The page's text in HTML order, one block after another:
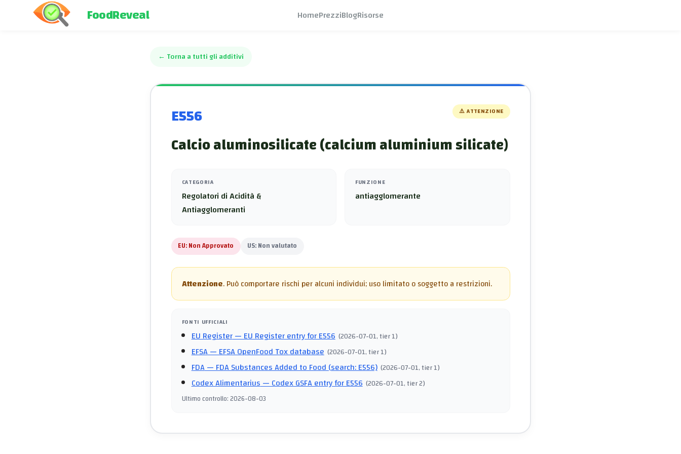
FoodReveal HomePrezziBlogRisorse
← Torna a tutti gli additivi
E556 ⚠️ATTENZIONE
Calcio aluminosilicate (calcium aluminium silicate)
CATEGORIA
Regolatori di Acidità &
Antiagglomeranti
FUNZIONE
antiagglomerante
EU:Non Approvato US:Non valutato
Attenzione.Può comportare rischi per alcuni individui; uso limitato o soggetto a restrizioni.
FONTI UFFICIALI
EU Register— EU Register entry for E556 (2026-07-01, tier 1)
EFSA— EFSA OpenFood Tox database (2026-07-01, tier 1)
FDA— FDA Substances Added to Food (search: E556) (2026-07-01, tier 1)
Codex Alimentarius— Codex GSFA entry for E556 (2026-07-01, tier 2)
Ultimo controllo:2026-08-03